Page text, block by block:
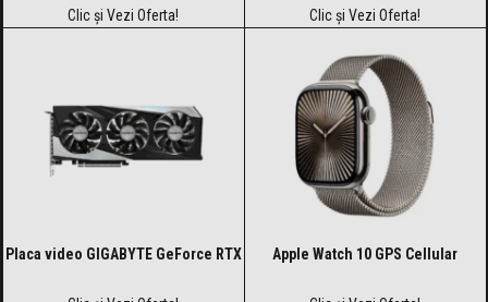
Clic și Vezi Oferta! Clic și Vezi Oferta!
Placa video GIGABYTE GeForce RTX Apple Watch 10 GPS Cellular